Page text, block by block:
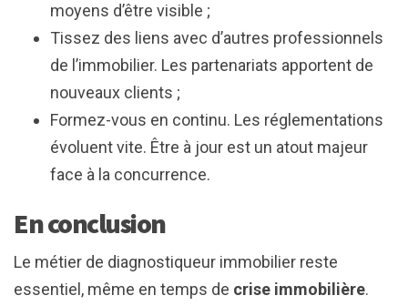
moyens d’être visible ;
Tissez des liens avec d’autres professionnels
de l’immobilier. Les partenariats apportent de
nouveaux clients ;
Formez-vous en continu. Les réglementations
évoluent vite. Être à jour est un atout majeur
face à la concurrence.
En conclusion
Le métier de diagnostiqueur immobilier reste
essentiel, même en temps de crise immobilière.